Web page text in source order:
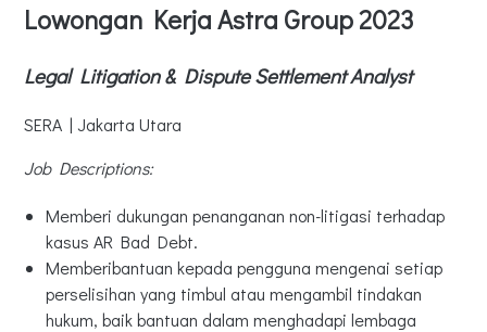
Lowongan Kerja Astra Group 2023
Legal Litigation & Dispute Settlement Analyst
SERA | Jakarta Utara
Job Descriptions:
Memberi dukungan penanganan non-litigasi terhadap
kasus AR Bad Debt.
Memberibantuan kepada pengguna mengenai setiap
perselisihan yang timbul atau mengambil tindakan
hukum, baik bantuan dalam menghadapi lembaga